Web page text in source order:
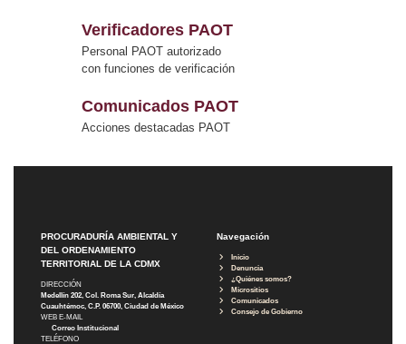
Verificadores PAOT
Personal PAOT autorizado
con funciones de verificación
Comunicados PAOT
Acciones destacadas PAOT
PROCURADURÍA AMBIENTAL Y
DEL ORDENAMIENTO
TERRITORIAL DE LA CDMX
DIRECCIÓN
Medellín 202, Col. Roma Sur, Alcaldía
Cuauhtémoc, C.P. 06700, Ciudad de México
WEB E-MAIL
Correo Institucional
TELÉFONO
Navegación
Inicio
Denuncia
¿Quiénes somos?
Micrositios
Comunicados
Consejo de Gobierno